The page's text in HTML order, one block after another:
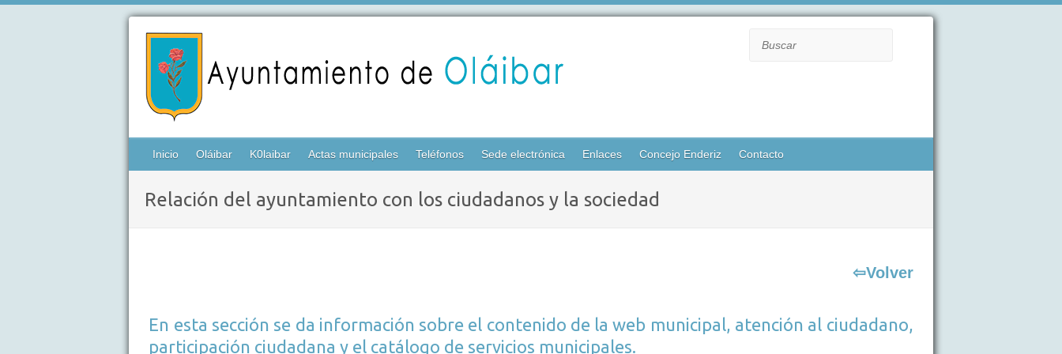
Inicio Oláibar K0laibar Actas municipales Teléfonos Sede electrónica Enlaces Concejo Enderiz Contacto
Relación del ayuntamiento con los ciudadanos y la sociedad
⇦Volver
En esta sección se da información sobre el contenido de la web municipal, atención al ciudadano,
participación ciudadana y el catálogo de servicios municipales.